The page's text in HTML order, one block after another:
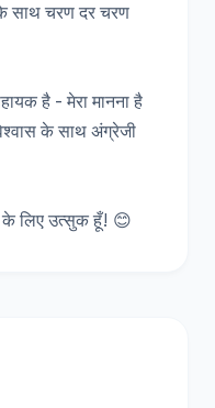
के साथ चरण दर चरण
है - मेरा मानना है
के साथ अंग्रेजी
लिए उत्सुक हूँ! 😊